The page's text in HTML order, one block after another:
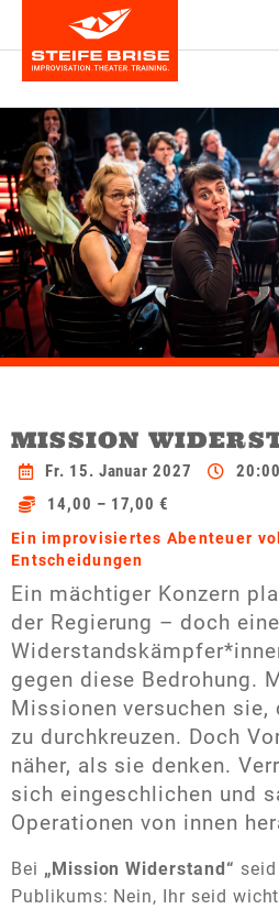
MISSION
Fr. 15. Januar 2027
14,00 – 17,00 €
Ein improvisiertes Abenteuer
Entscheidungen
Ein mächtiger Konzern
der Regierung – doch
gegen diese Bedrohung.
Missionen versuchen sie,
zu durchkreuzen. Doch
näher, als sie denken.
sich eingeschlichen und
Operationen von innen
Bei „Mission Widerstand“
Publikums: Nein, Ihr seid